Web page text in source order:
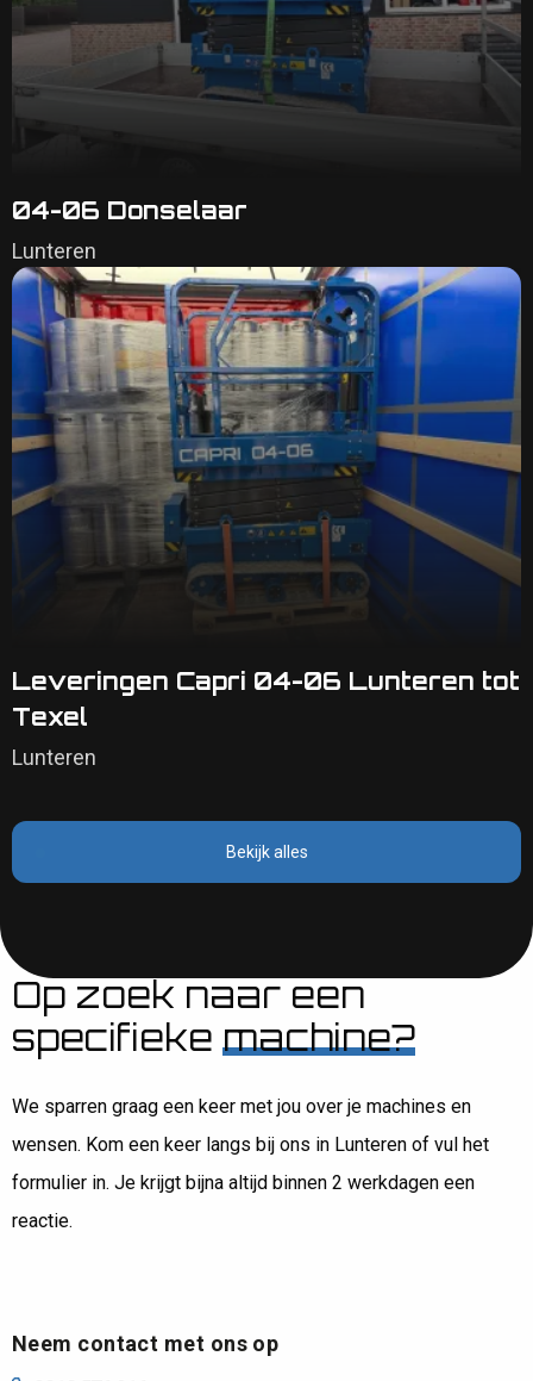
04-06 Donselaar
Lunteren
Leveringen Capri 04-06 Lunteren tot
Texel
Lunteren
Bekijk alles
Op zoek naar een
specifieke machine?
We sparren graag een keer met jou over je machines en
wensen. Kom een keer langs bij ons in Lunteren of vul het
formulier in. Je krijgt bijna altijd binnen 2 werkdagen een
reactie.
Neem contact met ons op